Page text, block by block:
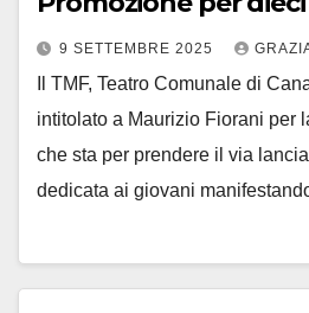
9 SETTEMBRE 2025
Il TMF, Teatro Comunale di
intitolato a Maurizio Fiorani per
che sta per prendere il via
dedicata ai giovani